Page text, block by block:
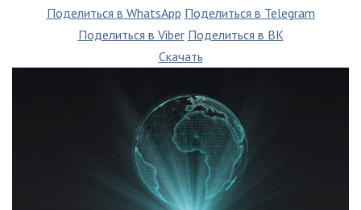
Поделиться в WhatsApp Поделиться в Telegram
Поделиться в Viber Поделиться в ВК
Скачать